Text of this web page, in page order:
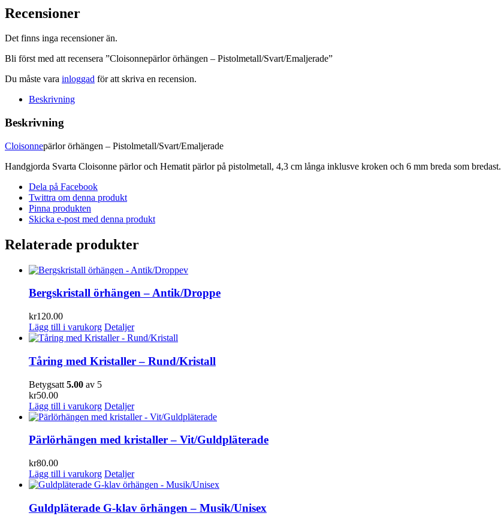
Recensioner
Det finns inga recensioner än.
Bli först med att recensera ”Cloisonnepärlor örhängen – Pistolmetall/Svart/Emaljerade”
Du måste vara inloggad för att skriva en recension.
Beskrivning
Beskrivning
Cloisonnepärlor örhängen – Pistolmetall/Svart/Emaljerade
Handgjorda Svarta Cloisonne pärlor och Hematit pärlor på pistolmetall, 4,3 cm långa inklusve kroken och 6 mm breda som bredast.
Dela på Facebook
Twittra om denna produkt
Pinna produkten
Skicka e-post med denna produkt
Relaterade produkter
Bergskristall örhängen – Antik/Droppe
kr120.00
Lägg till i varukorg Detaljer
Tåring med Kristaller – Rund/Kristall
Betygsatt 5.00 av 5
kr50.00
Lägg till i varukorg Detaljer
Pärlörhängen med kristaller – Vit/Guldpläterade
kr80.00
Lägg till i varukorg Detaljer
Guldpläterade G-klav örhängen – Musik/Unisex